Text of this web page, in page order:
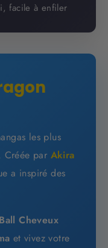
facile à enfiler
les plus
Créée par Akira
a inspiré des
Cheveux
et vivez votre